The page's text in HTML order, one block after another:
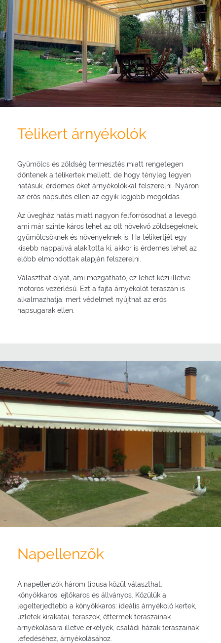
Télikert árnyékolók
Gyümölcs és zöldség termesztés miatt rengetegen
döntenek a télikertek mellett, de hogy tényleg legyen
hatásuk, érdemes őket árnyékolókkal felszerelni. Nyáron
az erős napsütés ellen az egyik legjobb megoldás.
Az üvegház hatás miatt nagyon felforrósodhat a levegő,
ami már szinte káros lehet az ott növekvő zöldségeknek,
gyümölcsöknek és növényeknek is. Ha télikertjét egy
kisebb nappalivá alakította ki, akkor is érdemes lehet az
előbb elmondottak alapján felszerelni.
Választhat olyat, ami mozgatható, ez lehet kézi illetve
motoros vezérlésű. Ezt a fajta árnyékolót teraszán is
alkalmazhatja, mert védelmet nyújthat az erős
napsugarak ellen.
Napellenzők
A napellenzők három típusa közül választhat:
könyökkaros, ejtőkaros és állványos. Közülük a
legelterjedtebb a könyökkaros: ideális árnyékoló kertek,
üzletek kirakatai, teraszok, éttermek teraszainak
árnyékolására illetve erkélyek, családi házak teraszainak
lefedéséhez, árnyékolásához.